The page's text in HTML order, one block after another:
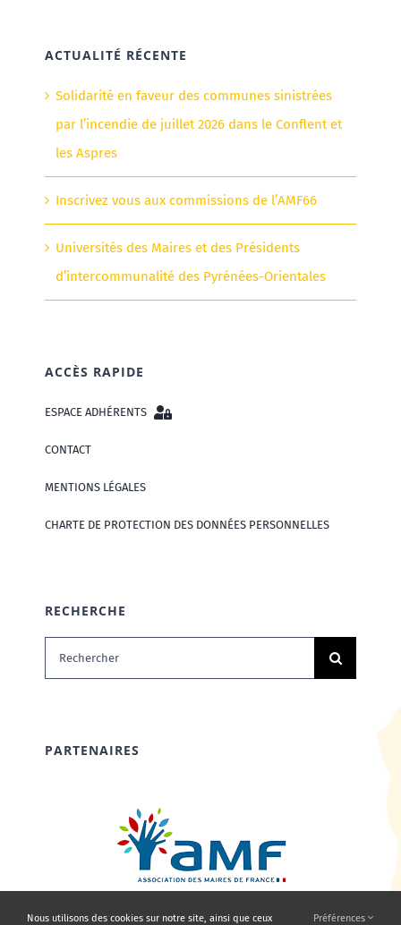
ACTUALITÉ RÉCENTE
Solidarité en faveur des communes sinistrées
par l’incendie de juillet 2026 dans le Conflent et
les Aspres
Inscrivez vous aux commissions de l’AMF66
Universités des Maires et des Présidents
d’intercommunalité des Pyrénées-Orientales
ACCÈS RAPIDE
ESPACE ADHÉRENTS
CONTACT
MENTIONS LÉGALES
CHARTE DE PROTECTION DES DONNÉES PERSONNELLES
RECHERCHE
Rechercher:
PARTENAIRES
Nous utilisons des cookies sur notre site, ainsi que ceux Préférences